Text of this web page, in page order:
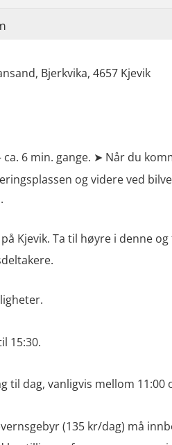
Bjerkvika, 4657 Kjevik
ca. 6 min. gange. ➤ Når du
og videre ved
Kjevik. Ta til høyre i denne
15:30.
til dag, vanligvis mellom 11:00
(135 kr/dag) må